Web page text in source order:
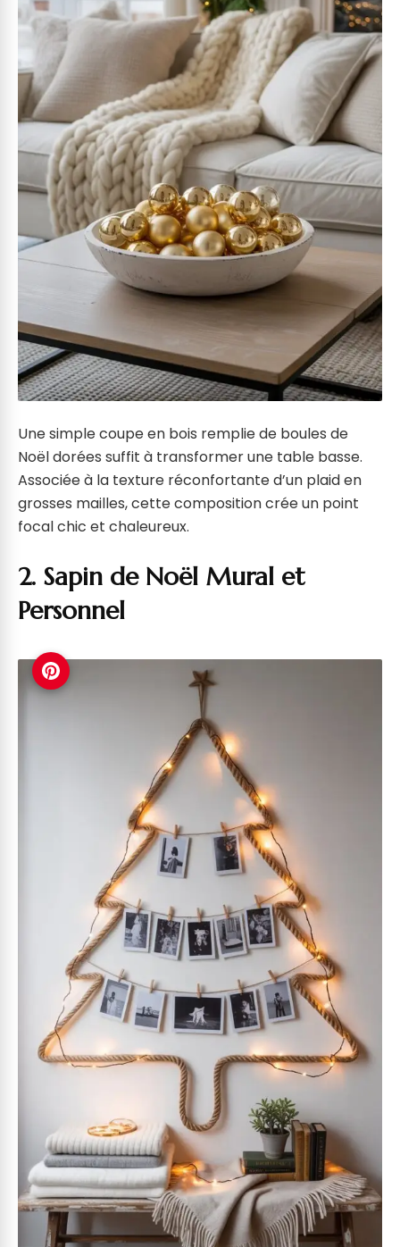
Une simple coupe en bois remplie de boules de
Noël dorées suffit à transformer une table basse.
Associée à la texture réconfortante d’un plaid en
grosses mailles, cette composition crée un point
focal chic et chaleureux.
2. Sapin de Noël Mural et
Personnel